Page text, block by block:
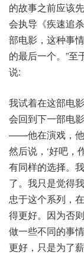
的故事之前应该
会执导《疾速追
部电影，这种事
的最后一个。”
说:
我试着在这部电
会回到下一部电
——他在演戏，他
然后说，‘好吧，
有同样的选择。
了。我只是觉得
忠于这个系列，
得更好。因为否
做一些不同的事
更好，只是为了